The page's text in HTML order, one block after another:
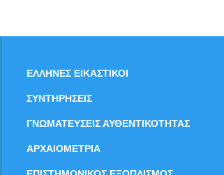
ΕΛΛΗΝΕΣ ΕΙΚΑΣΤΙΚΟΙ
ΣΥΝΤΗΡΗΣΕΙΣ
ΓΝΩΜΑΤΕΥΣΕΙΣ ΑΥΘΕΝΤΙΚΟΤΗΤΑΣ
ΑΡΧΑΙΟΜΕΤΡΙΑ